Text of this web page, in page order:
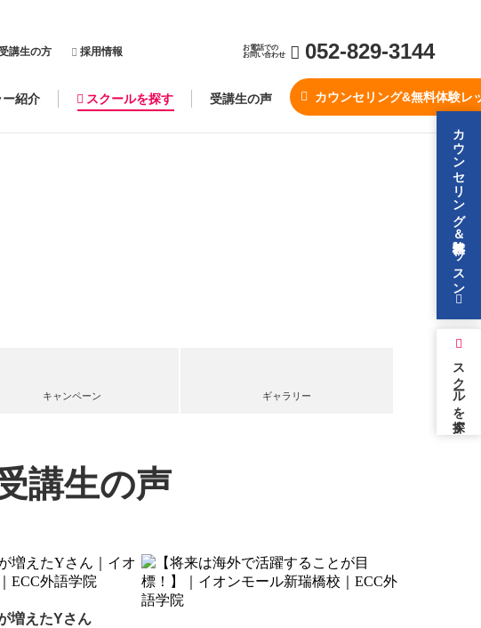
講生の方 採用情報
お電話での
お問い合わせ
052-829-3144
紹介 スクールを探す 受講生の声 カウンセリング&無料体験レ
カウンセリング＆無料体験レッスン
スクールを探す
キャンペーン ギャラリー
講生の声
増えたYさん